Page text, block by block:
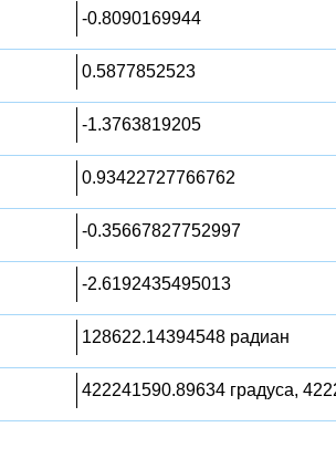
-0.8090169944
0.5877852523
-1.3763819205
0.93422727766762
-0.35667827752997
-2.6192435495013
128622.14394548 радиан
422241590.89634 градуса,